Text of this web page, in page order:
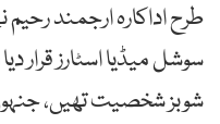
طرح اداکارہ ارجمند رحیم
سوشل میڈیا اسٹارز قرار
شوبز شخصیت تھیں،